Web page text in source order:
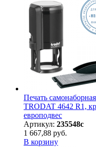
Печать
TRODAT 4642
европодвес
Артикул: 235548с
1 667,88 руб.
В корзину